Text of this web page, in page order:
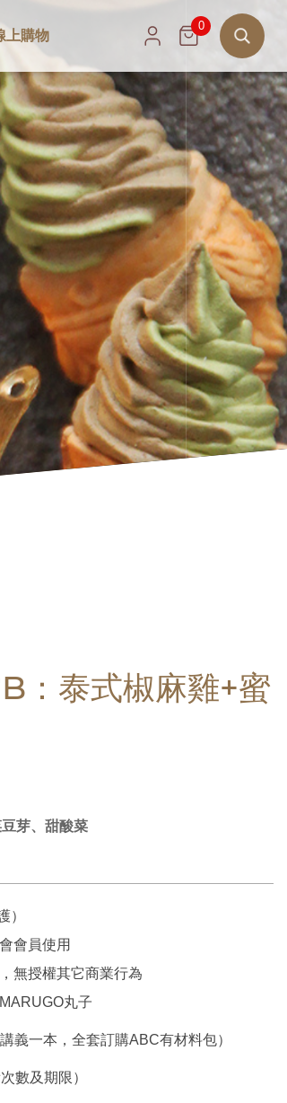
上購物
搜
尋
0
：泰式椒麻雞+蜜
芽、甜酸菜
）
會員使用
無授權其它商業行為
丸子
義一本，全套訂購ABC有材料包）
數及期限）